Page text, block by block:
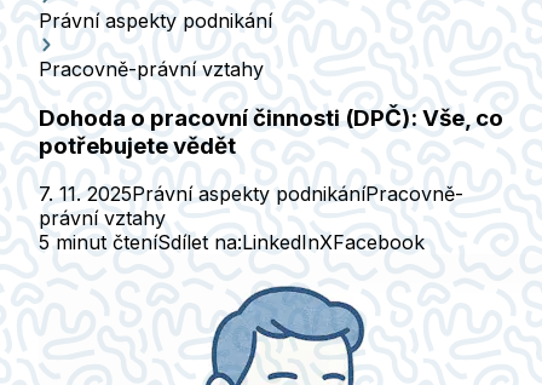
Právní aspekty podnikání
Pracovně-právní vztahy
Dohoda o pracovní činnosti (DPČ): Vše, co
potřebujete vědět
7. 11. 2025Právní aspekty podnikáníPracovně-
právní vztahy
5 minut čteníSdílet na:LinkedInXFacebook